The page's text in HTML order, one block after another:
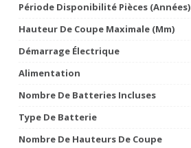
Période Disponibilité Pièces (années)
Hauteur De Coupe Maximale (mm)
Démarrage Électrique
Alimentation
Nombre De Batteries Incluses
Type De Batterie
Nombre De Hauteurs De Coupe